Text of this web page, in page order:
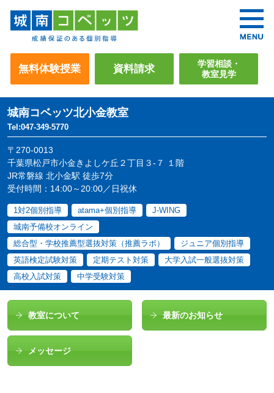
無料体験授業 資料請求
学習相談・
教室見学
城南コベッツ北小金教室
Tel:047-349-5770
〒270-0013
千葉県松戸市小金きよしケ丘２丁目３-７ １階
JR常磐線 北小金駅 徒歩7分
受付時間：14:00～20:00／日祝休
1対2個別指導 atama+個別指導
J-WING
城南予備校オンライン
総合型・学校推薦型選抜対策（推薦ラボ）
ジュニア個別指導
英語検定試験対策
定期テスト対策
大学入試一般選抜対策
高校入試対策
中学受験対策
教室について 最新のお知らせ
メッセージ